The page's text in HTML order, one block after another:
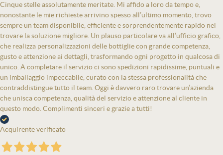
Cinque stelle assolutamente meritate. Mi affido a loro da tempo e,
nonostante le mie richieste arrivino spesso all’ultimo momento, trovo
sempre un team disponibile, efficiente e sorprendentemente rapido nel
trovare la soluzione migliore. Un plauso particolare va all’ufficio grafico,
che realizza personalizzazioni delle bottiglie con grande competenza,
gusto e attenzione ai dettagli, trasformando ogni progetto in qualcosa di
unico. A completare il servizio ci sono spedizioni rapidissime, puntuali e
un imballaggio impeccabile, curato con la stessa professionalità che
contraddistingue tutto il team. Oggi è davvero raro trovare un’azienda
che unisca competenza, qualità del servizio e attenzione al cliente in
questo modo. Complimenti sinceri e grazie a tutti!
Acquirente verificato